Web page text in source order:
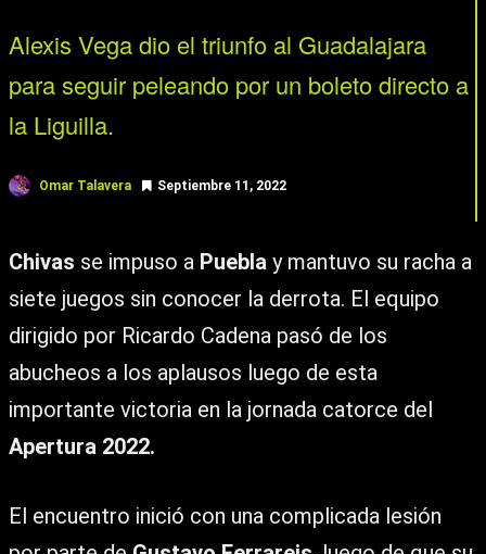
Alexis Vega dio el triunfo al Guadalajara
para seguir peleando por un boleto directo a
la Liguilla.
Omar Talavera Septiembre 11, 2022
Chivas se impuso a Puebla y mantuvo su racha a
siete juegos sin conocer la derrota. El equipo
dirigido por Ricardo Cadena pasó de los
abucheos a los aplausos luego de esta
importante victoria en la jornada catorce del
Apertura 2022.
El encuentro inició con una complicada lesión